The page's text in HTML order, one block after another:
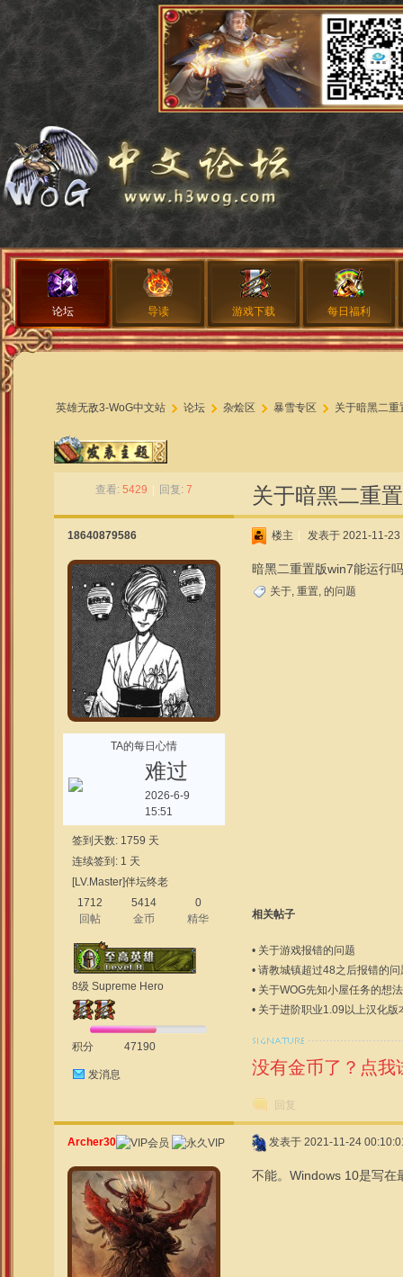
论坛 导读 游戏下载 每日福利
英雄无敌3-WoG中文站
»
论坛 杂烩区
›
暴雪专区
›
关于暗黑二重
查看: 5429 回复: 7 关于暗黑二重
18640879586
TA的每日心情
难过
2026-6-9
15:51
签到天数: 1759 天
连续签到: 1 天
[LV.Master]伴坛终老
1712
回帖
5414
金币
0
精华
8级 Supreme Hero
积分 47190
发消息
楼主 发表于 2021-11-23
暗黑二重置版win7能运行
关于, 重置, 的问题
相关帖子
• 关于游戏报错的问题
• 请教城镇超过48之后报错的问
• 关于WOG先知小屋任务的想法
• 关于进阶职业1.09以上汉化
没有金币了？点我
回复
Archer30 发表于 2021-11-24
不能。Windows 10是写在